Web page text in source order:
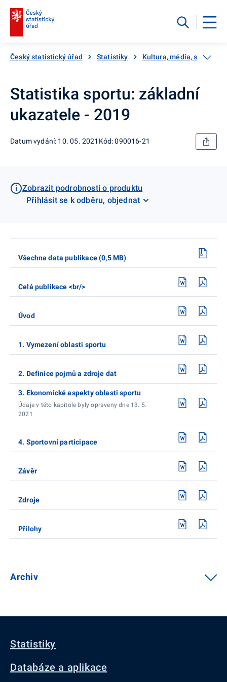
Český statistický úřad Statistiky Kultura, média, sport
Statistika sportu: základní
ukazatele - 2019
Datum vydání: 10. 05. 2021 Kód: 090016-21
Zobrazit podrobnosti o produktu
Přihlásit se k odběru, objednat
Všechna data publikace (0,5 MB)
Celá publikace <br/>
Úvod
1. Vymezení oblasti sportu
2. Definice pojmů a zdroje dat
3. Ekonomické aspekty oblasti sportu
Údaje v této kapitole byly opraveny dne 13. 5.
2021
4. Sportovní participace
Závěr
Zdroje
Přílohy
Archiv
Statistiky
Databáze a aplikace